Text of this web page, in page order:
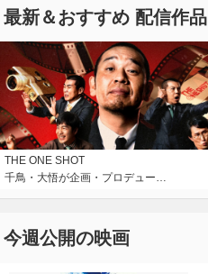
最新＆おすすめ 配信作品
THE ONE SHOT
千鳥・大悟が企画・プロデュー…
今週公開の映画